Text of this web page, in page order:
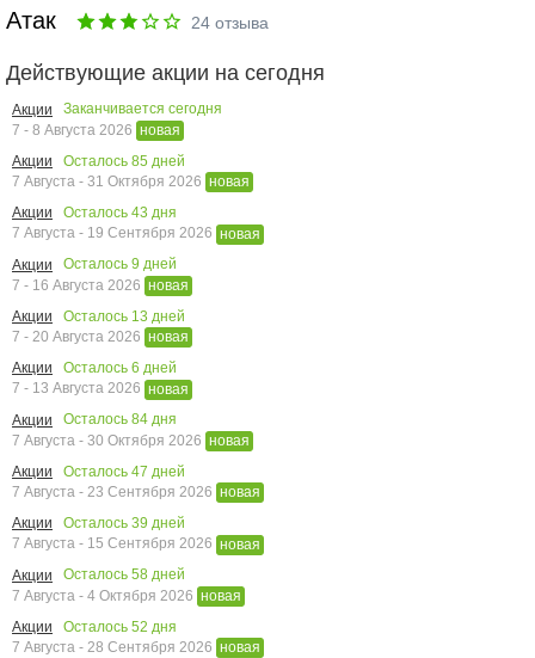
Атак 24 отзыва
Действующие акции на сегодня
Акции
Заканчивается сегодня
7 - 8 Августа 2026 новая
Акции
Осталось 85 дней
7 Августа - 31 Октября 2026 новая
Акции
Осталось 43 дня
7 Августа - 19 Сентября 2026 новая
Акции
Осталось 9 дней
7 - 16 Августа 2026 новая
Акции
Осталось 13 дней
7 - 20 Августа 2026 новая
Акции
Осталось 6 дней
7 - 13 Августа 2026 новая
Акции
Осталось 84 дня
7 Августа - 30 Октября 2026 новая
Акции
Осталось 47 дней
7 Августа - 23 Сентября 2026 новая
Акции
Осталось 39 дней
7 Августа - 15 Сентября 2026 новая
Акции
Осталось 58 дней
7 Августа - 4 Октября 2026 новая
Акции
Осталось 52 дня
7 Августа - 28 Сентября 2026 новая